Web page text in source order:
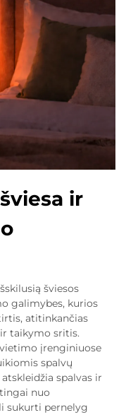
ir
šviesos
galimybes, kurios
atitinkančias
taikymo sritis.
įrenginiuose
spalvų
spalvas ir
nuo
sukurti pernelyg